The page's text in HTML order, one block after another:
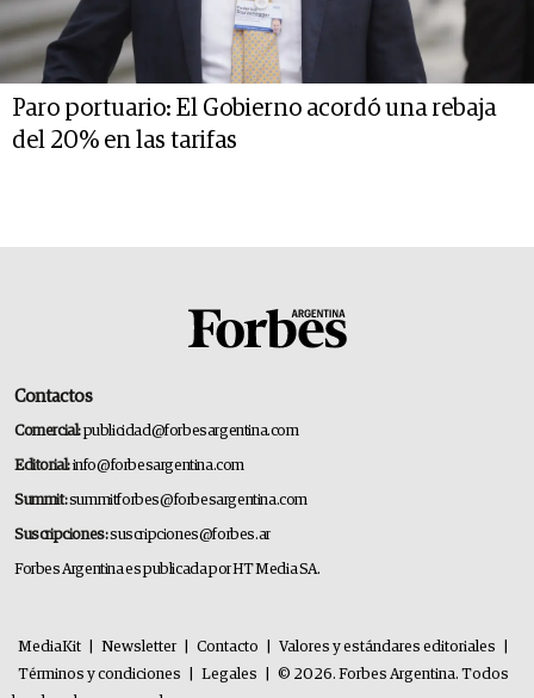
Paro portuario: El Gobierno acordó una rebaja
del 20% en las tarifas
Contactos
Comercial:publicidad@forbesargentina.com
Editorial:info@forbesargentina.com
Summit:summitforbes@forbesargentina.com
Suscripciones:suscripciones@forbes.ar
Forbes Argentina es publicada por HT Media SA.
MediaKit Newsletter Contacto Valores y estándares editoriales
Términos y condiciones
Legales
© 2026. Forbes Argentina. Todos